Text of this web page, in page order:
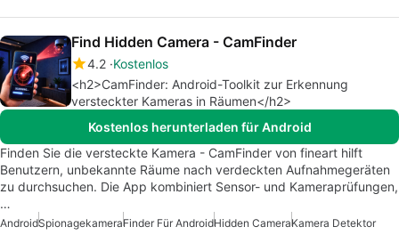
Find Hidden Camera - CamFinder
4.2 Kostenlos
<h2>CamFinder: Android-Toolkit zur Erkennung
versteckter Kameras in Räumen</h2>
Kostenlos herunterladen für Android
Finden Sie die versteckte Kamera - CamFinder von fineart hilft
Benutzern, unbekannte Räume nach verdeckten Aufnahmegeräten
zu durchsuchen. Die App kombiniert Sensor- und Kameraprüfungen,
…
AndroidSpionagekameraFinder Für AndroidHidden CameraKamera Detektor